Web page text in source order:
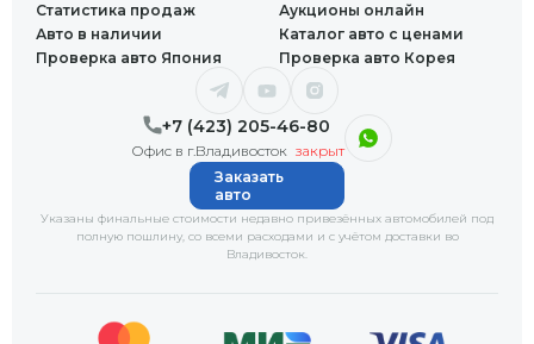
+7 (423) 205-46-80
Офис в г.Владивосток закрыт
Статистика продаж
Аукционы онлайн
Авто в наличии
Каталог авто с ценами
Проверка авто Япония
Проверка авто Корея
Указаны финальные стоимости недавно привезённых автомобилей под
полную пошлину, со всеми расходами и с учётом доставки во
Владивосток.
Заказать
авто